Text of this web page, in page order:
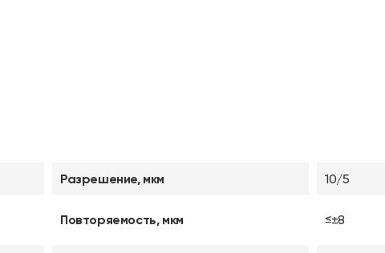
Разрешение, мкм 10/5
Повторяемость, мкм ≤±8